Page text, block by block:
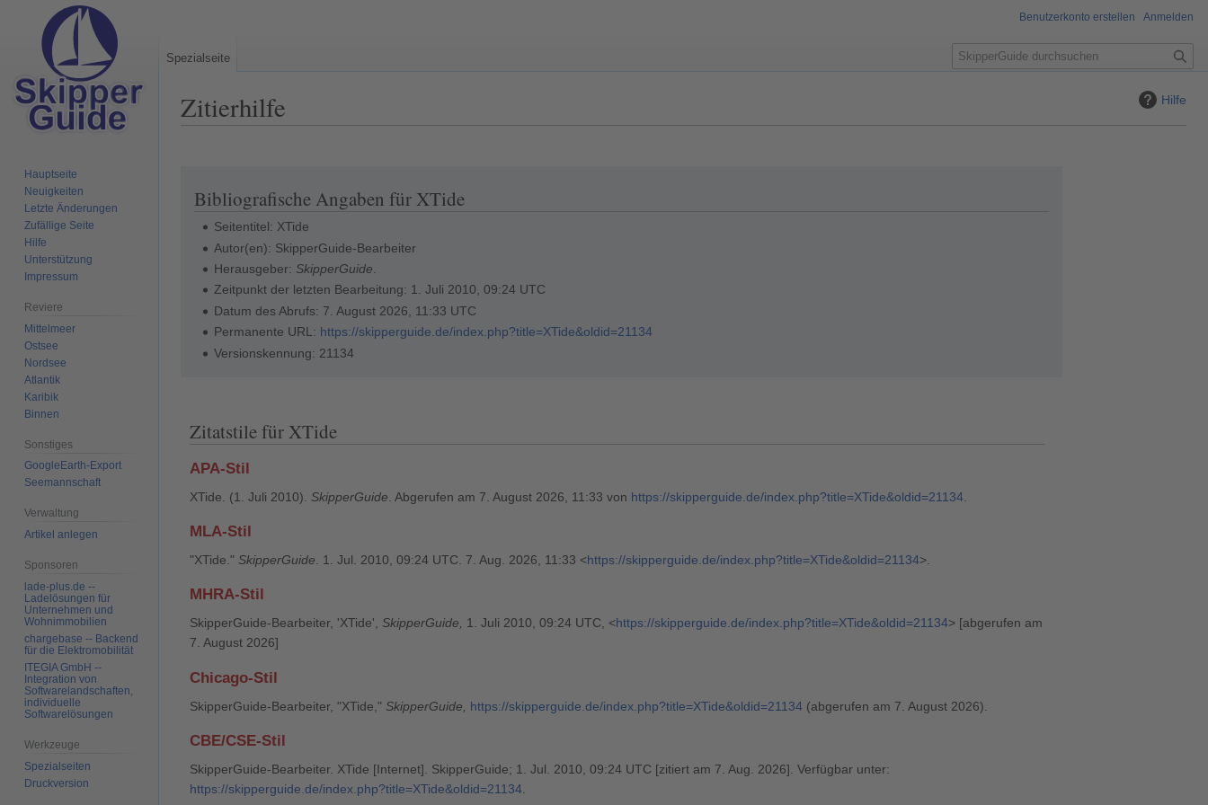
Hilfe
Zitierhilfe
Navigation
Suche
Bibliografische Angaben für XTide
Seitentitel: XTide
Autor(en): SkipperGuide-Bearbeiter
Herausgeber: SkipperGuide
Zeitpunkt der letzten Bearbeitung: 1. Juli 2010, 09:24 UTC
Datum des Abrufs: 7. August 2026, 11:33 UTC
Permanente URL: https://skipperguide.de/index.php?title=XTide&oldid=21134
Versionskennung: 21134
Zitatstile für XTide
APA-Stil
XTide. (1. Juli 2010). SkipperGuide . Abgerufen am 7. August 2026, 11:33 von https://skipperguide.de/index.php?title=XTide&oldid=21134
MLA-Stil
"XTide." SkipperGuide . 1. Jul. 2010, 09:24 UTC. 7. Aug. 2026, 11:33 <https://skipperguide.de/index.php?title=XTide&oldid=21134>.
MHRA-Stil
SkipperGuide-Bearbeiter, 'XTide', SkipperGuide, 1. Juli 2010, 09:24 UTC, <https://skipperguide.de/index.php?title=XTide&oldid=21134> [abgerufen am
7. August 2026]
Chicago-Stil
SkipperGuide-Bearbeiter, "XTide," SkipperGuide, https://skipperguide.de/index.php?title=XTide&oldid=21134 (abgerufen am 7. August 2026).
CBE/CSE-Stil
SkipperGuide-Bearbeiter. XTide [Internet]. SkipperGuide; 1. Jul. 2010, 09:24 UTC [zitiert am 7. Aug. 2026]. Verfügbar unter:
https://skipperguide.de/index.php?title=XTide&oldid=21134
Benutzerkonto erstellen Anmelden
Spezialseite
S
u
e
Hauptseite
Neuigkeiten
Letzte Änderungen
Zufällige Seite
Hilfe
Unterstützung
Impressum
Reviere
Mittelmeer
Ostsee
Nordsee
Atlantik
Karibik
Binnen
Sonstiges
GoogleEarth-Export
Seemannschaft
Verwaltung
Artikel anlegen
Sponsoren
lade-plus.de --
Ladelösungen für
Unternehmen und
Wohnimmobilien
chargebase -- Backend
für die Elektromobilität
ITEGIA GmbH --
Integration von
Softwarelandschaften,
individuelle
Softwarelösungen
Werkzeuge
Spezialseiten
Druckversion